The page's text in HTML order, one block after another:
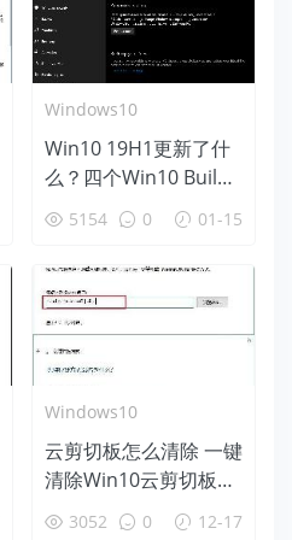
Windows10
Win10 19H1更新了什
么？四个Win10 Build
18312新特性盘点
5154 0 01-15
Windows10
云剪切板怎么清除 一键
清除Win10云剪切板方
法 3052 0 12-17